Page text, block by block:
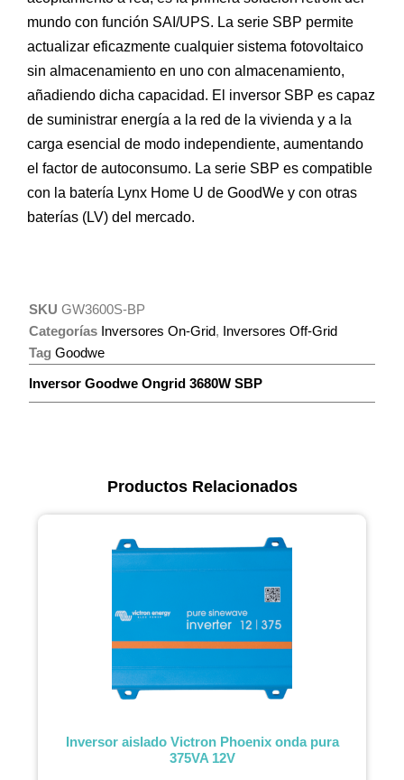
mundo con función SAI/UPS. La serie SBP permite
actualizar eficazmente cualquier sistema fotovoltaico
sin almacenamiento en uno con almacenamiento,
añadiendo dicha capacidad. El inversor SBP es capaz
de suministrar energía a la red de la vivienda y a la
carga esencial de modo independiente, aumentando
el factor de autoconsumo. La serie SBP es compatible
con la batería Lynx Home U de GoodWe y con otras
baterías (LV) del mercado.
SKUGW3600S-BP
Categorías Inversores On-Grid, Inversores Off-Grid
Tag Goodwe
Inversor Goodwe Ongrid 3680W SBP
Productos Relacionados
Inversor aislado Victron Phoenix onda pura
375VA 12V